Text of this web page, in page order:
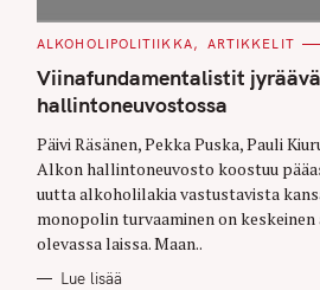
C
T
E
G
O
I
S
ALKOHOLIPOLITIIKKA ARTIKKELIT
Viinafundamentalistit
hallintoneuvostossa
Päivi Räsänen, Pekka Puska, Pauli
Alkon hallintoneuvosto koostuu
uutta alkoholilakia vastustavista
monopolin turvaaminen on
olevassa laissa. Maan..
Lue lisää